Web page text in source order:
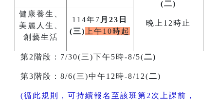
(二)
晚上12時止
健康養生、
美麗人生、
創藝生活
114年7 月23日
(三) 上午10時起
第2階段：7/30(三)下午5時-8/5(二)
第3階段：8/6(三)中午12時-8/12(二)
(循此規則，可持續報名至該班第2次上課前，